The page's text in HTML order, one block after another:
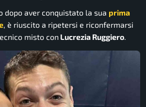
dopo aver conquistato la sua prima
, è riuscito a ripetersi e riconfermarsi
misto con Lucrezia Ruggiero